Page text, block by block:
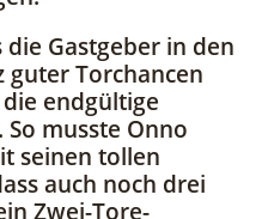
Gastgeber in den
Torchancen
endgültige
musste Onno
seinen tollen
auch noch drei
Zwei-Tore-